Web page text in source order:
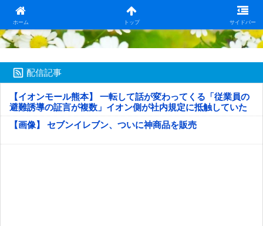
ホーム トップ サイドバー
日本第一！ニュース録
配信記事
【イオンモール熊本】 一転して話が変わってくる「従業員の
避難誘導の証言が複数」イオン側が社内規定に抵触していた
疑い
【画像】 セブンイレブン、ついに神商品を販売